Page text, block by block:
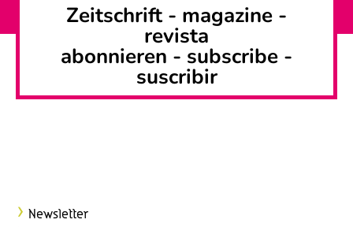
Zeitschrift - magazine -
revista
abonnieren - subscribe -
suscribir
Newsletter